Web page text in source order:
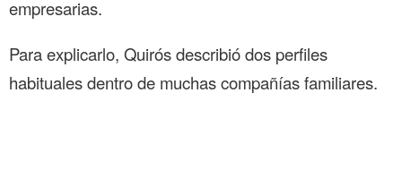
empresarias.
Para explicarlo, Quirós describió dos perfiles
habituales dentro de muchas compañías familiares.